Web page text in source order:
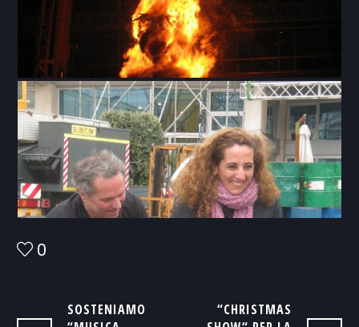
0
SOSTENIAMO
“CHRISTMAS